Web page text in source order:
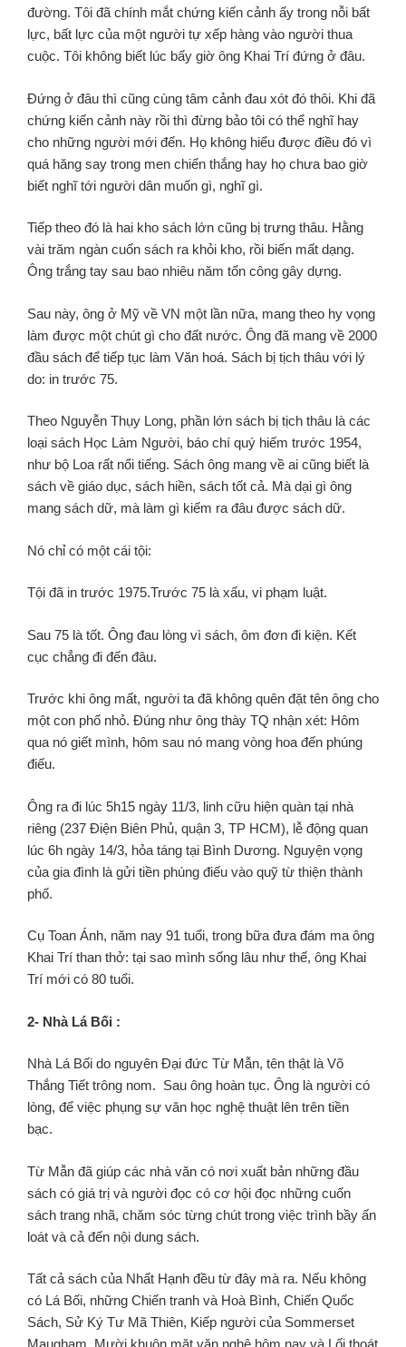
đường. Tôi đã chính mắt chứng kiến cảnh ấy trong nỗi bất
lực, bất lực của một người tự xếp hàng vào người thua
cuộc. Tôi không biết lúc bấy giờ ông Khai Trí đứng ở đâu.
Đứng ở đâu thì cũng cùng tâm cảnh đau xót đó thôi. Khi đã
chứng kiến cảnh này rồi thì đừng bảo tôi có thể nghĩ hay
cho những người mới đến. Họ không hiểu được điều đó vì
quá hăng say trong men chiến thắng hay họ chưa bao giờ
biết nghĩ tới người dân muốn gì, nghĩ gì.
Tiếp theo đó là hai kho sách lớn cũng bị trưng thâu. Hằng
vài trăm ngàn cuốn sách ra khỏi kho, rồi biến mất dạng.
Ông trắng tay sau bao nhiêu năm tốn công gây dựng.
Sau này, ông ở Mỹ về VN một lần nữa, mang theo hy vọng
làm được một chút gì cho đất nước. Ông đã mang về 2000
đầu sách để tiếp tục làm Văn hoá. Sách bị tịch thâu với lý
do: in trước 75.
Theo Nguyễn Thụy Long, phần lớn sách bị tịch thâu là các
loại sách Học Làm Người, báo chí quý hiếm trước 1954,
như bộ Loa rất nổi tiếng. Sách ông mang về ai cũng biết là
sách về giáo dục, sách hiền, sách tốt cả. Mà dại gì ông
mang sách dữ, mà làm gì kiếm ra đâu được sách dữ.
Nó chỉ có một cái tội:
Tội đã in trước 1975.Trước 75 là xấu, vi phạm luật.
Sau 75 là tốt. Ông đau lòng vì sách, ôm đơn đi kiện. Kết
cục chẳng đi đến đâu.
Trước khi ông mất, người ta đã không quên đặt tên ông cho
một con phố nhỏ. Đúng như ông thày TQ nhận xét: Hôm
qua nó giết mình, hôm sau nó mang vòng hoa đến phúng
điếu.
Ông ra đi lúc 5h15 ngày 11/3, linh cữu hiện quàn tại nhà
riêng (237 Điện Biên Phủ, quận 3, TP HCM), lễ động quan
lúc 6h ngày 14/3, hỏa táng tại Bình Dương. Nguyện vọng
của gia đình là gửi tiền phúng điếu vào quỹ từ thiện thành
phố.
Cụ Toan Ánh, năm nay 91 tuổi, trong bữa đưa đám ma ông
Khai Trí than thở: tại sao mình sống lâu như thế, ông Khai
Trí mới có 80 tuổi.
2- Nhà Lá Bối :
Nhà Lá Bối do nguyên Đại đức Từ Mẫn, tên thật là Võ
Thắng Tiết trông nom. Sau ông hoàn tục. Ông là người có
lòng, để việc phụng sự văn học nghệ thuật lên trên tiền
bạc.
Từ Mẫn đã giúp các nhà văn có nơi xuất bản những đầu
sách có giá trị và người đọc có cơ hội đọc những cuốn
sách trang nhã, chăm sóc từng chút trong việc trình bầy ấn
loát và cả đến nội dung sách.
Tất cả sách của Nhất Hạnh đều từ đây mà ra. Nếu không
có Lá Bối, những Chiến tranh và Hoà Bình, Chiến Quốc
Sách, Sử Ký Tư Mã Thiên, Kiếp người của Sommerset